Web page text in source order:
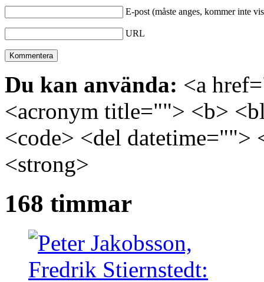
E-post (måste anges, kommer inte
URL
Du kan använda: <a
<acronym title=""> <b>
<code> <del
<strong>
168 timmar